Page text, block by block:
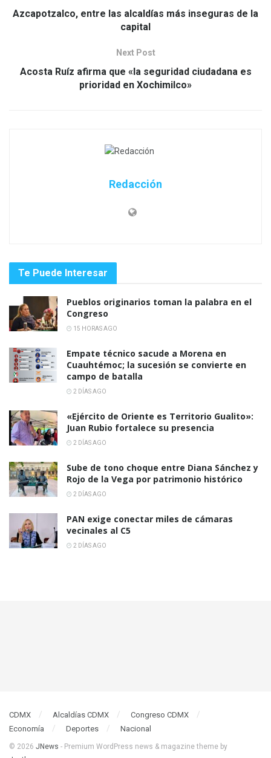
Azcapotzalco, entre las alcaldías más inseguras de la
capital
Next Post
Acosta Ruíz afirma que «la seguridad ciudadana es
prioridad en Xochimilco»
Redacción
Te Puede Interesar
Pueblos originarios toman la palabra en el
Congreso
15 HORAS AGO
Empate técnico sacude a Morena en
Cuauhtémoc; la sucesión se convierte en
campo de batalla
2 DÍAS AGO
«Ejército de Oriente es Territorio Gualito»:
Juan Rubio fortalece su presencia
2 DÍAS AGO
Sube de tono choque entre Diana Sánchez y
Rojo de la Vega por patrimonio histórico
2 DÍAS AGO
PAN exige conectar miles de cámaras
vecinales al C5
2 DÍAS AGO
CDMX Alcaldías CDMX
Congreso CDMX
Economía
Deportes Nacional
© 2026 JNews - Premium WordPress news & magazine theme by